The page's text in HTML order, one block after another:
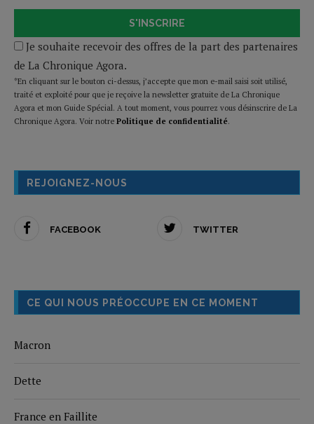
S'INSCRIRE
Je souhaite recevoir des offres de la part des partenaires
de La Chronique Agora.
*En cliquant sur le bouton ci-dessus, j’accepte que mon e-mail saisi soit utilisé,
traité et exploité pour que je reçoive la newsletter gratuite de La Chronique
Agora et mon Guide Spécial. A tout moment, vous pourrez vous désinscrire de La
Chronique Agora. Voir notre Politique de confidentialité.
REJOIGNEZ-NOUS
FACEBOOK TWITTER
CE QUI NOUS PRÉOCCUPE EN CE MOMENT
Macron
Dette
France en Faillite